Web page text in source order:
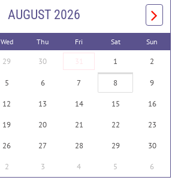
AUGUST 2026
Wed Thu Fri Sat Sun
29 30 31 1 2
5 6 7 8 9
12 13 14 15 16
19 20 21 22 23
26 27 28 29 30
2 3 4 5 6